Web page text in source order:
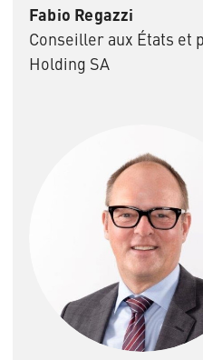
Fabio Regazzi
Conseiller aux États et
Holding SA